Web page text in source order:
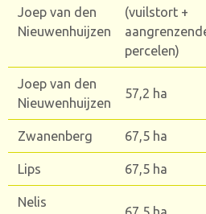
Joep van den
Nieuwenhuijzen
(vuilstort +
percelen)
Joep van den
Nieuwenhuijzen
57,2 ha
Zwanenberg 67,5 ha
Lips 67,5 ha
Nelis